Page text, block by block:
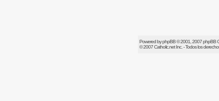
Powered byphpBB© 2001, 2007 phpBB
© 2007Catholic.netInc. - Todos los